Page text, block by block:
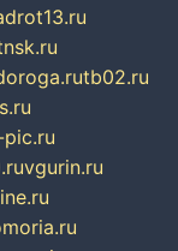
tb02.ru
vgurin.ru